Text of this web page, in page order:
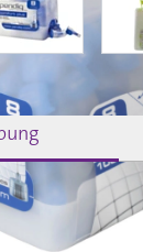
Pendiq comfort